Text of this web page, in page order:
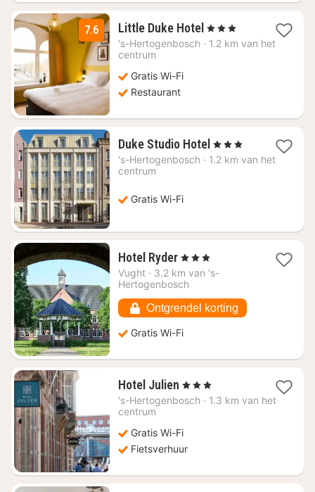
7.6 Little Duke Hotel 1
nacht
, 3 Sterren
's-Hertogenbosch · 1.2 km van het
centrum
Gratis Wi-Fi
Restaurant
Duke Studio Hotel 1
nacht
, 3 Sterren
's-Hertogenbosch · 1.2 km van het
centrum
Gratis Wi-Fi
Hotel Ryder1
nacht
vanaf
90,26
, 3 Sterren
Vught · 3.2 km van 's-
Hertogenbosch
Ontgrendel korting
Gratis Wi-Fi
Hotel Julien 1
nacht
124,83
, 3 Sterren
's-Hertogenbosch · 1.3 km van het
centrum
Gratis Wi-Fi
Fietsverhuur